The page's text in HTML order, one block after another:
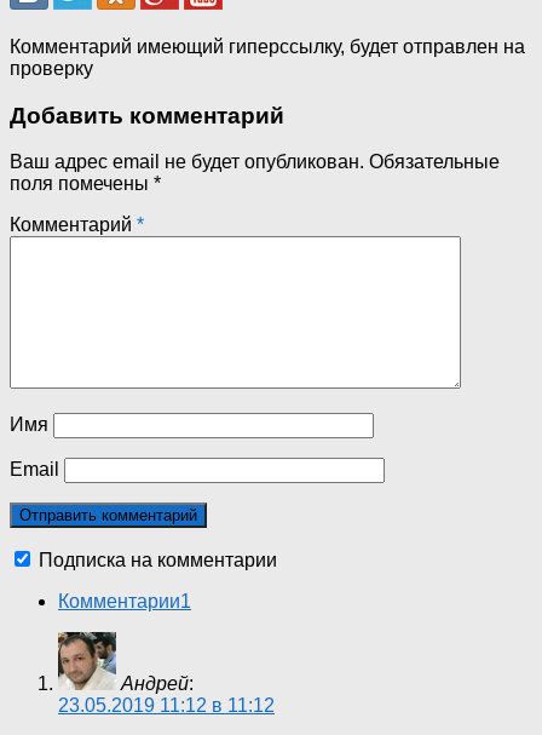
Комментарий имеющий гиперссылку, будет отправлен на
проверку
Добавить комментарий
Ваш адрес email не будет опубликован. Обязательные
поля помечены *
Комментарий *
Имя
Email
Подписка на комментарии
Комментарии1
Андрей:
23.05.2019 11:12 в 11:12